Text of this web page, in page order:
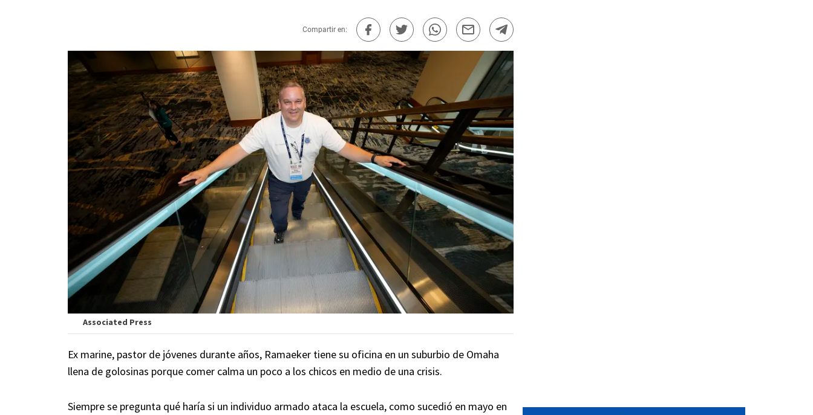
Compartir en:
Associated Press
Ex marine, pastor de jóvenes durante años, Ramaeker tiene su oficina en un suburbio de Omaha
llena de golosinas porque comer calma un poco a los chicos en medio de una crisis.
Siempre se pregunta qué haría si un individuo armado ataca la escuela, como sucedió en mayo en